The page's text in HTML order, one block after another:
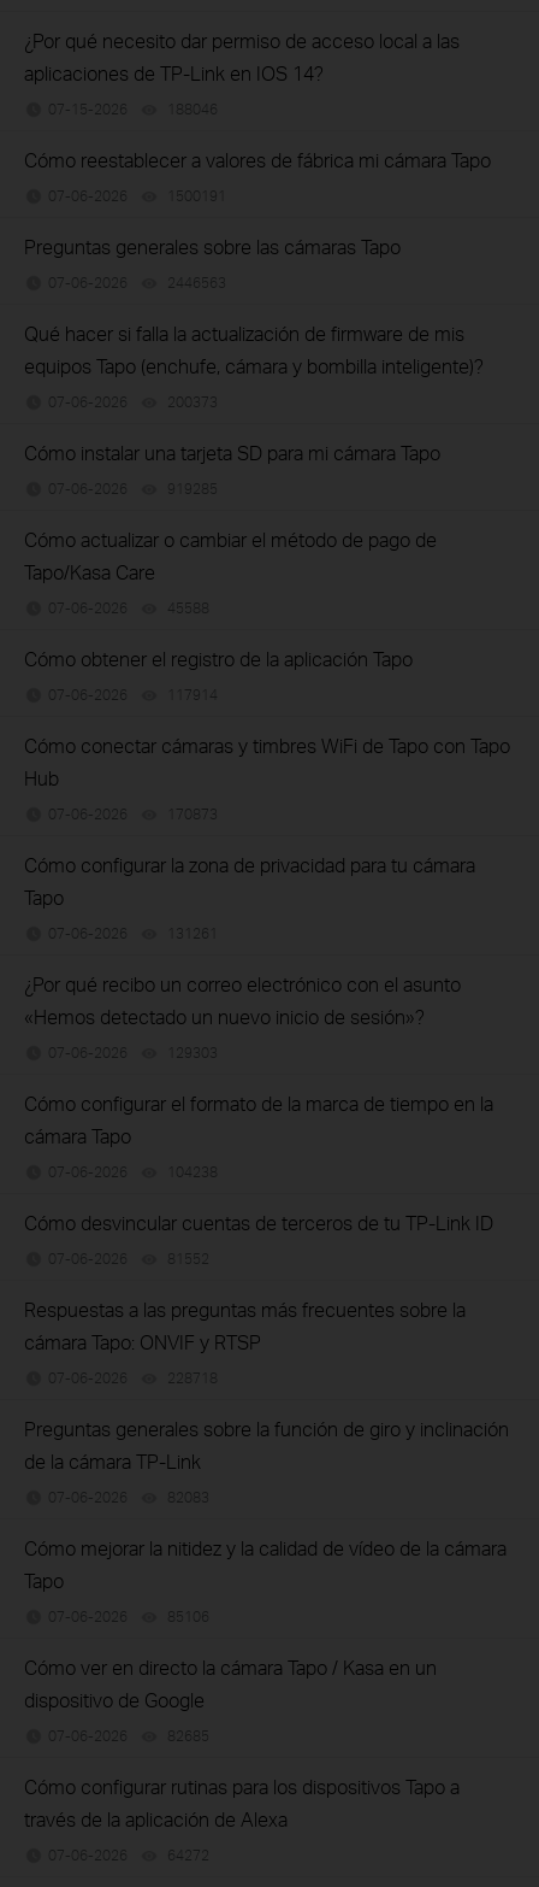
¿Por qué necesito dar permiso de acceso local a las
aplicaciones de TP-Link en IOS 14?
07-15-2026 188046
Cómo reestablecer a valores de fábrica mi cámara Tapo
07-06-2026 1500191
Preguntas generales sobre las cámaras Tapo
07-06-2026 2446563
Qué hacer si falla la actualización de firmware de mis
equipos Tapo (enchufe, cámara y bombilla inteligente)?
07-06-2026 200373
Cómo instalar una tarjeta SD para mi cámara Tapo
07-06-2026 919285
Cómo actualizar o cambiar el método de pago de
Tapo/Kasa Care
07-06-2026 45588
Cómo obtener el registro de la aplicación Tapo
07-06-2026 117914
Cómo conectar cámaras y timbres WiFi de Tapo con Tapo
Hub
07-06-2026 170873
Cómo configurar la zona de privacidad para tu cámara
Tapo
07-06-2026 131261
¿Por qué recibo un correo electrónico con el asunto
«Hemos detectado un nuevo inicio de sesión»?
07-06-2026 129303
Cómo configurar el formato de la marca de tiempo en la
cámara Tapo
07-06-2026 104238
Cómo desvincular cuentas de terceros de tu TP-Link ID
07-06-2026 81552
Respuestas a las preguntas más frecuentes sobre la
cámara Tapo: ONVIF y RTSP
07-06-2026 228718
Preguntas generales sobre la función de giro y inclinación
de la cámara TP-Link
07-06-2026 82083
Cómo mejorar la nitidez y la calidad de vídeo de la cámara
Tapo
07-06-2026 85106
Cómo ver en directo la cámara Tapo / Kasa en un
dispositivo de Google
07-06-2026 82685
Cómo configurar rutinas para los dispositivos Tapo a
través de la aplicación de Alexa
07-06-2026 64272